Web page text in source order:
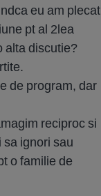
eu am plecat
pt al 2lea
alta discutie?
de program, dar
reciproc si
ignori sau
o familie de